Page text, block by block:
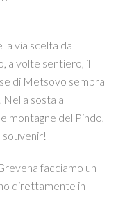
via scelta da
a volte sentiero, il
di Metsovo sembra
sosta a
montagne del Pindo,
souvenir!
facciamo un
direttamente in